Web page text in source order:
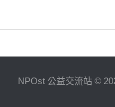
NPOst 公益交流站 ©